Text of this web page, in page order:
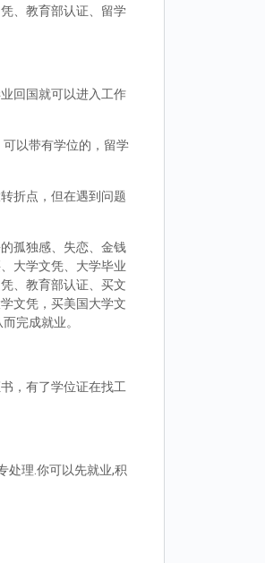
、教育部认证、留学
回国就可以进入工作
以带有学位的，留学
折点，但在遇到问题
孤独感、失恋、金钱
大学文凭、大学毕业
、教育部认证、买文
文凭，买美国大学文
完成就业。
，有了学位证在找工
处理.你可以先就业,积